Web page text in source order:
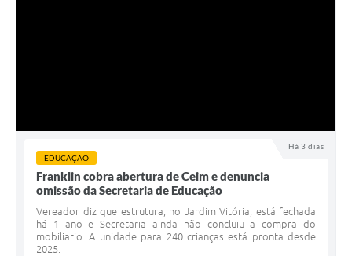
Há 3 dias
EDUCAÇÃO
Franklin cobra abertura de Ceim e denuncia
omissão da Secretaria de Educação
Vereador diz que estrutura, no Jardim Vitória, está fechada
há 1 ano e Secretaria ainda não concluiu a compra do
mobiliario. A unidade para 240 crianças está pronta desde
2025.